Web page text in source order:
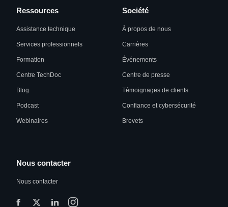
Ressources
Assistance technique
Services professionnels
Formation
Centre TechDoc
Blog
Podcast
Webinaires
Société
À propos de nous
Carrières
Événements
Centre de presse
Témoignages de clients
Confiance et cybersécurité
Brevets
Nous contacter
Nous contacter